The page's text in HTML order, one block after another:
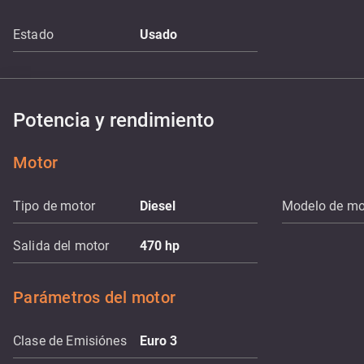
Estado Usado
Potencia y rendimiento
Motor
Tipo de motor Diesel Modelo de
Salida del motor 470hp
Parámetros del motor
Clase de Emisiónes Euro 3